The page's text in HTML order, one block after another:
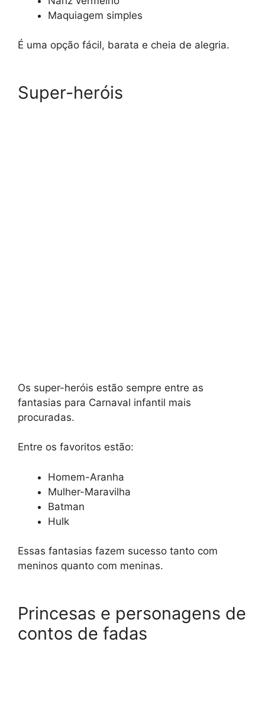
Maquiagem simples
É uma opção fácil, barata e cheia de alegria.
Super-heróis
Os super-heróis estão sempre entre as
fantasias para Carnaval infantil mais
procuradas.
Entre os favoritos estão:
Homem-Aranha
Mulher-Maravilha
Batman
Hulk
Essas fantasias fazem sucesso tanto com
meninos quanto com meninas.
Princesas e personagens de
contos de fadas